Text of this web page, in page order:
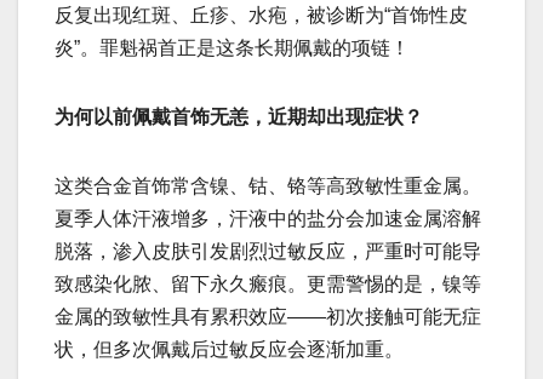
反复出现红斑、丘疹、水疱，被诊断为“首饰性皮
炎”。罪魁祸首正是这条长期佩戴的项链！
为何以前佩戴首饰无恙，近期却出现症状？
这类合金首饰常含镍、钴、铬等高致敏性重金属。
夏季人体汗液增多，汗液中的盐分会加速金属溶解
脱落，渗入皮肤引发剧烈过敏反应，严重时可能导
致感染化脓、留下永久瘢痕。更需警惕的是，镍等
金属的致敏性具有累积效应——初次接触可能无症
状，但多次佩戴后过敏反应会逐渐加重。